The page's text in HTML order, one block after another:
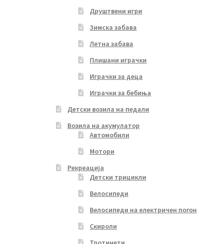
Друштвени игри
Зимска забава
Летна забава
Плишани играчки
Играчки за деца
Играчки за бебиња
Детски возила на педали
Возила на акумулатор
Автомобили
Мотори
Рекреација
Детски трицикли
Велосипеди
Велосипеди на електричен погон
Скироли